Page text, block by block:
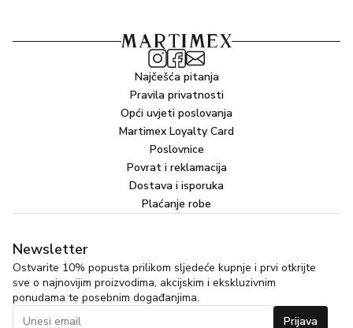
Najčešća pitanja
Pravila privatnosti
Opći uvjeti poslovanja
Martimex Loyalty Card
Poslovnice
Povrat i reklamacija
Dostava i isporuka
Plaćanje robe
Newsletter
Ostvarite 10% popusta prilikom sljedeće kupnje i prvi otkrijte
sve o najnovijim proizvodima, akcijskim i ekskluzivnim
ponudama te posebnim događanjima.
Prijava